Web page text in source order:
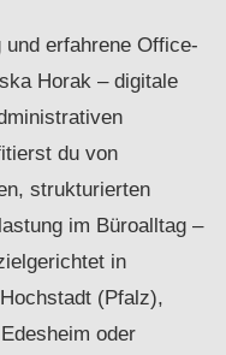
erfahrene Office-
Horak – digitale
du von
strukturierten
im Büroalltag –
in
(Pfalz),
oder